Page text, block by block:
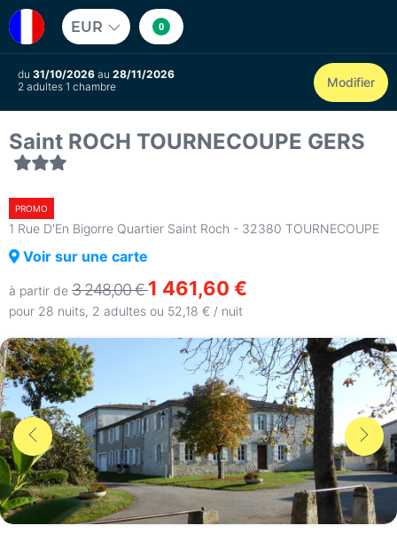
EUR 0
du 31/10/2026 au 28/11/2026
2 adultes 1 chambre
Modifier
Saint ROCH TOURNECOUPE GERS
PROMO
1 Rue D'En Bigorre Quartier Saint Roch - 32380 TOURNECOUPE
Voir sur une carte
à partir de 3 248,00 €1 461,60 €
pour 28 nuits, 2 adultes ou 52,18 € / nuit